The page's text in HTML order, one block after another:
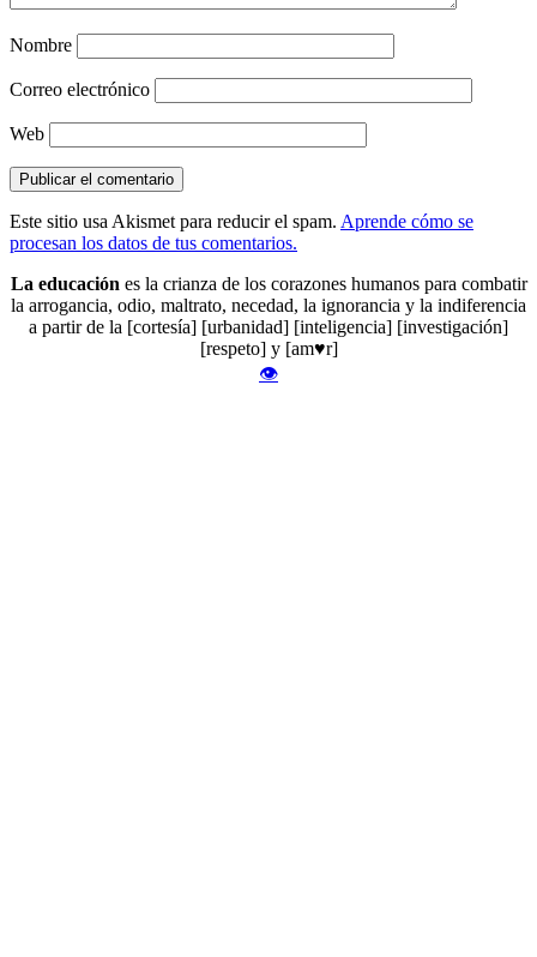
Nombre
Correo electrónico
Web
Este sitio usa Akismet para reducir el spam. Aprende cómo se
procesan los datos de tus comentarios.
La educaciónes la crianza de los corazones humanos para combatir
la arrogancia, odio, maltrato, necedad, la ignorancia y la indiferencia
a partir de la [cortesía] [urbanidad] [inteligencia] [investigación]
[respeto] y [am♥r]
👁